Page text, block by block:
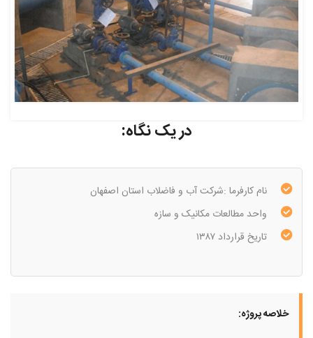
در یک نگاه:
نام کارفرما :شرکت آب و فاضلاب استان اصفهان
واحد مطالعات مکانیک و سازه
تاریخ قرارداد ۱۳۸۷
خلاصه پروژه: